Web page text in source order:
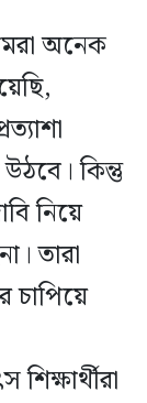
অনেক
উঠবে। কিন্তু
নিয়ে
তারা
চাপিয়ে